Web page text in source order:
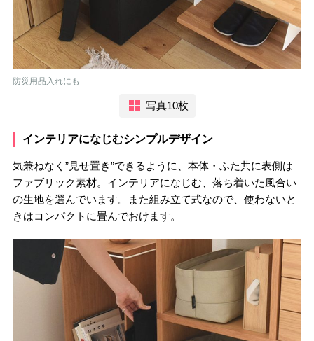
防災用品入れにも
写真10枚
インテリアになじむシンプルデザイン
気兼ねなく”見せ置き”できるように、本体・ふた共に表側は
ファブリック素材。インテリアになじむ、落ち着いた風合い
の生地を選んでいます。また組み立て式なので、使わないと
きはコンパクトに畳んでおけます。